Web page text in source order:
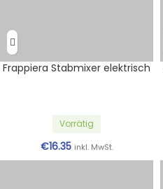
Frappiera Stabmixer elektrisch
Vorrätig
€16.35 inkl. MwSt.